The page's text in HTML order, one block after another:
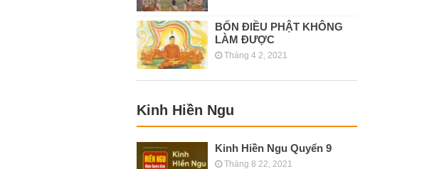
BỐN ĐIỀU PHẬT KHÔNG
LÀM ĐƯỢC
Tháng 4 2, 2021
Kinh Hiền Ngu
Kinh Hiền Ngu Quyển 9
Tháng 8 22, 2021